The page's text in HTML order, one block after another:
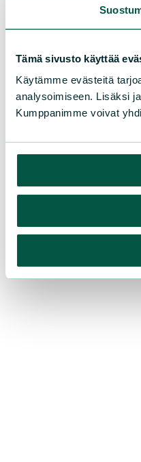
Tämä sivusto käyttää
Käytämme evästeitä
analysoimiseen. Lisäksi
Kumppanimme voivat